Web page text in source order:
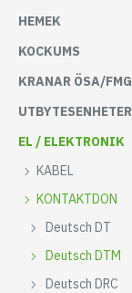
HEMEK
KOCKUMS
KRANAR ÖSA/FMG
UTBYTESENHETER
EL / ELEKTRONIK
KABEL
KONTAKTDON
Deutsch DT
Deutsch DTM
Deutsch DRC